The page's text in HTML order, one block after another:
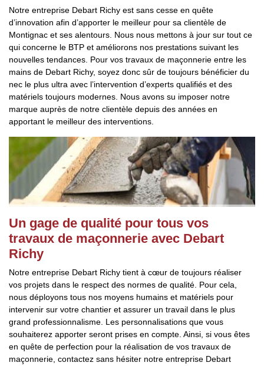
Notre entreprise Debart Richy est sans cesse en quête
d’innovation afin d’apporter le meilleur pour sa clientèle de
Montignac et ses alentours. Nous nous mettons à jour sur tout ce
qui concerne le BTP et améliorons nos prestations suivant les
nouvelles tendances. Pour vos travaux de maçonnerie entre les
mains de Debart Richy, soyez donc sûr de toujours bénéficier du
nec le plus ultra avec l’intervention d’experts qualifiés et des
matériels toujours modernes. Nous avons su imposer notre
marque auprès de notre clientèle depuis des années en
apportant le meilleur des interventions.
Un gage de qualité pour tous vos
travaux de maçonnerie avec Debart
Richy
Notre entreprise Debart Richy tient à cœur de toujours réaliser
vos projets dans le respect des normes de qualité. Pour cela,
nous déployons tous nos moyens humains et matériels pour
intervenir sur votre chantier et assurer un travail dans le plus
grand professionnalisme. Les personnalisations que vous
souhaiterez apporter seront prises en compte. Ainsi, si vous êtes
en quête de perfection pour la réalisation de vos travaux de
maçonnerie, contactez sans hésiter notre entreprise Debart